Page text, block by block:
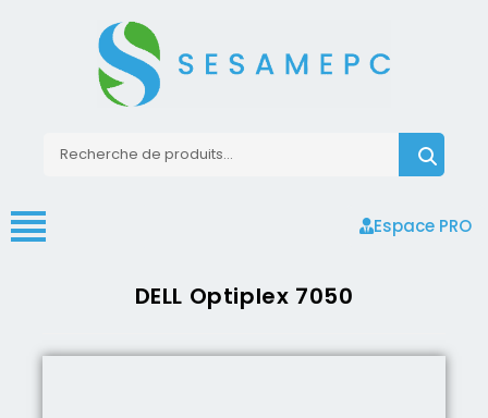
Espace PRO
DELL Optiplex 7050